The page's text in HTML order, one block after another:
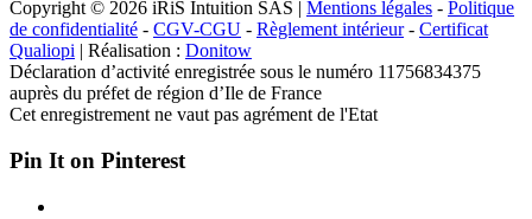
Copyright © 2026 iRiS Intuition SAS | Mentions légales - Politique
de confidentialité - CGV-CGU - Règlement intérieur- Certificat
Qualiopi | Réalisation : Donitow
Déclaration d’activité enregistrée sous le numéro 11756834375
auprès du préfet de région d’Ile de France
Cet enregistrement ne vaut pas agrément de l'Etat
Pin It on Pinterest